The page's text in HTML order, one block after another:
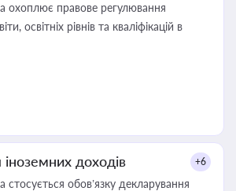
охоплює правове регулювання
освітніх рівнів та кваліфікацій в
доходів +6
стосується обов’язку декларування